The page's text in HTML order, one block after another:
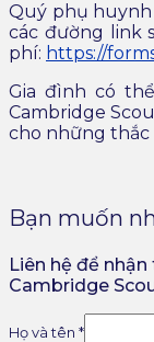
Quý phụ
các đường link
phí: https://
Gia đình có
Cambridge
cho những thắc
Bạn muốn
Liên hệ để nhận
Cambridge
Họ và tên *